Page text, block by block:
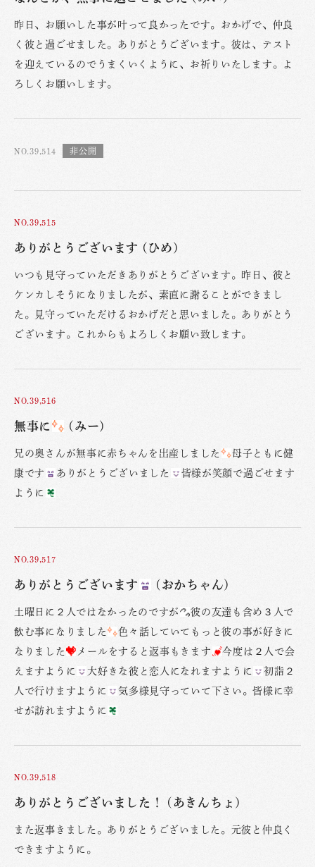
昨日、お願いした事が叶って良かったです。おかげで、仲良
く彼と過ごせました。ありがとうございます。彼は、テスト
を迎えているのでうまくいくように、お祈りいたします。よ
ろしくお願いします。
NO.39,514
NO.39,515
ありがとうございます (ひめ)
いつも見守っていただきありがとうございます。昨日、彼と
ケンカしそうになりましたが、素直に謝ることができまし
た。見守っていただけるおかげだと思いました。ありがとう
ございます。これからもよろしくお願い致します。
NO.39,516
無事に (みー)
兄の奥さんが無事に赤ちゃんを出産しました
母子ともに健
康です
ありがとうございました
皆様が笑顔で過ごせます
ように
NO.39,517
ありがとうございます (おかちゃん)
土曜日に２人ではなかったのですが
彼の友達も含め３人で
飲む事になりました
色々話していてもっと彼の事が好きに
なりました
メールをすると返事もきます
今度は２人で会
えますように
大好きな彼と恋人になれますように
初詣２
人で行けますように
気多様見守っていて下さい。皆様に幸
せが訪れますように
NO.39,518
ありがとうございました！ (あきんちょ)
また返事きました。ありがとうございました。元彼と仲良く
できますように。